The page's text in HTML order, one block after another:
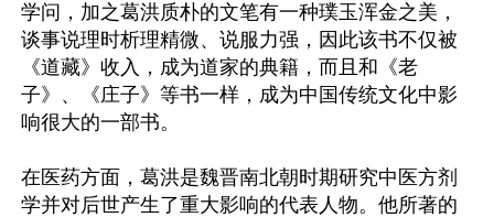
学问，加之葛洪质朴的文笔有一种璞玉浑金之美，
谈事说理时析理精微、说服力强，因此该书不仅被
《道藏》收入，成为道家的典籍，而且和《老
子》、《庄子》等书一样，成为中国传统文化中影
响很大的一部书。
在医药方面，葛洪是魏晋南北朝时期研究中医方剂
学并对后世产生了重大影响的代表人物。他所著的